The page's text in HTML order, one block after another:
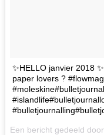
✨HELLO janvier 2018
paper lovers ?
Een bericht gedeeld door